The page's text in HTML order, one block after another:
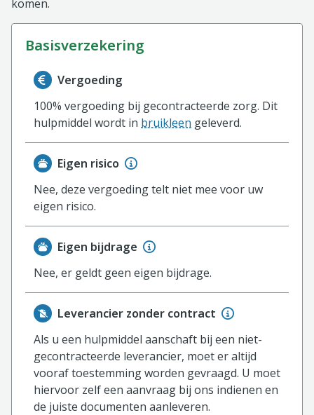
komen.
basisverzekering
Informatie over de vergoeding van de
Vergoeding
100% vergoeding bij gecontracteerde zorg. Dit
hulpmiddel wordt in bruikleen geleverd.
Eigen risico
Nee, deze vergoeding telt niet mee voor uw
eigen risico.
Eigen bijdrage
Nee, er geldt geen eigen bijdrage.
Leverancier zonder contract
Als u een hulpmiddel aanschaft bij een niet-
gecontracteerde leverancier, moet er altijd
vooraf toestemming worden gevraagd. U moet
hiervoor zelf een aanvraag bij ons indienen en
de juiste documenten aanleveren.